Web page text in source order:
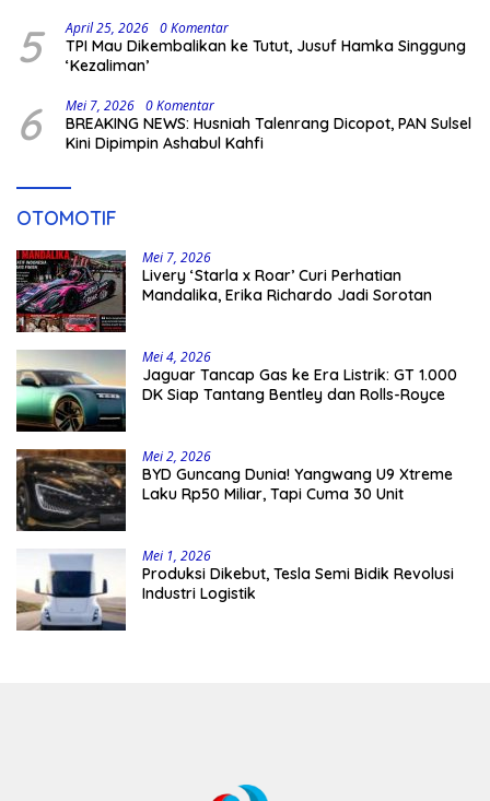
5 April 25, 2026 0 Komentar
TPI Mau Dikembalikan ke Tutut, Jusuf Hamka Singgung
‘Kezaliman’
6 Mei 7, 2026 0 Komentar
BREAKING NEWS: Husniah Talenrang Dicopot, PAN Sulsel
Kini Dipimpin Ashabul Kahfi
OTOMOTIF
Mei 7, 2026
Livery ‘Starla x Roar’ Curi Perhatian
Mandalika, Erika Richardo Jadi Sorotan
Mei 4, 2026
Jaguar Tancap Gas ke Era Listrik: GT 1.000
DK Siap Tantang Bentley dan Rolls-Royce
Mei 2, 2026
BYD Guncang Dunia! Yangwang U9 Xtreme
Laku Rp50 Miliar, Tapi Cuma 30 Unit
Mei 1, 2026
Produksi Dikebut, Tesla Semi Bidik Revolusi
Industri Logistik